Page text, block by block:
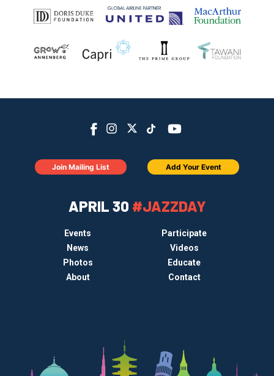
APRIL 30 #JAZZDAY
Events
Participate
News
Videos
Photos
Educate
About
Contact
Join Mailing List Add Your Event